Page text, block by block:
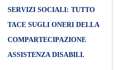
SERVIZI SOCIALI: TUTTO
TACE SUGLI ONERI DELLA
COMPARTECIPAZIONE
ASSISTENZA DISABILI.